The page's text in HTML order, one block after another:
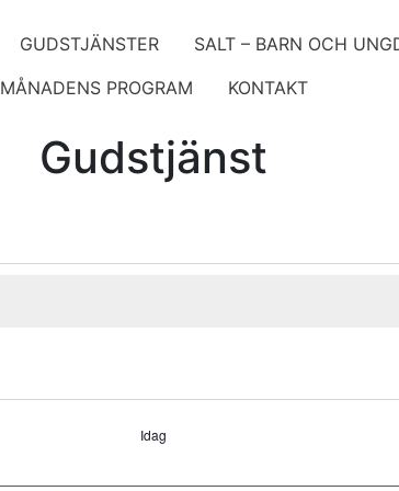
GUDSTJÄNSTER SALT – BARN OCH
MÅNADENS PROGRAM
KONTAKT
Gudstjänst
Idag